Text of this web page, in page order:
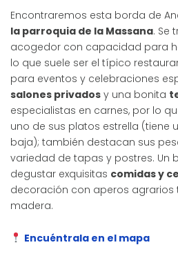
Encontraremos esta borda de
la parroquia de la Massana. Se
acogedor con capacidad para
lo que suele ser el típico
para eventos y celebraciones
salones privados y una bonita
especialistas en carnes, por lo
uno de sus platos estrella (tiene
baja); también destacan sus
variedad de tapas y postres. Un
degustar exquisitas comidas y
decoración con aperos agrarios
madera.
Encuéntrala en el mapa